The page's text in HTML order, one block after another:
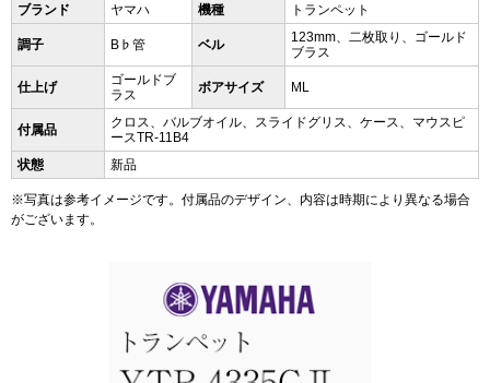
ブランド ヤマハ 機種 トランペット
調子 B♭管 ベル
123mm、二枚取り、ゴールド
ブラス
仕上げ
ゴールドブ
ラス
ボアサイズ ML
付属品
クロス、バルブオイル、スライドグリス、ケース、マウスピ
ースTR-11B4
状態
新品
※写真は参考イメージです。付属品のデザイン、内容は時期により異なる場合
がございます。